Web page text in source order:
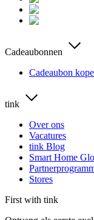
Cadeaubonnen
Cadeaubon
tink
Over ons
Vacatures
tink Blog
Smart Home
Stores
First with tink